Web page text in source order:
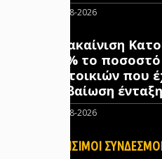
06-08-2026
Ανακαίνιση
10% το
κατοικιών που
βεβαίωση
06-08-2026
ΧΡΗΣΙΜΟΙ ΣΥΝΔΕΣΜΟΙ